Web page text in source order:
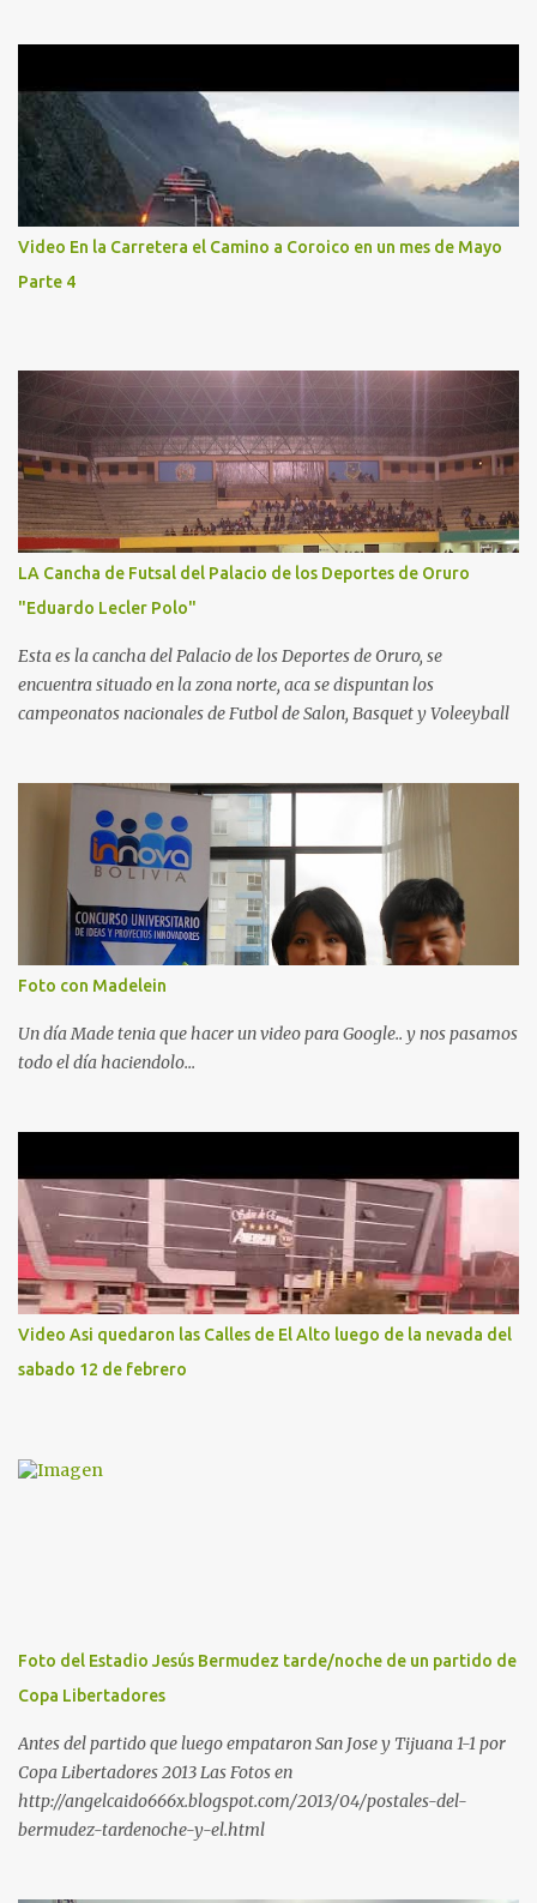
Video En la Carretera el Camino a Coroico en un mes de Mayo
Parte 4
LA Cancha de Futsal del Palacio de los Deportes de Oruro
"Eduardo Lecler Polo"
Esta es la cancha del Palacio de los Deportes de Oruro, se
encuentra situado en la zona norte, aca se dispuntan los
campeonatos nacionales de Futbol de Salon, Basquet y Voleeyball
Foto con Madelein
Un día Made tenia que hacer un video para Google.. y nos pasamos
todo el día haciendolo...
Video Asi quedaron las Calles de El Alto luego de la nevada del
sabado 12 de febrero
Foto del Estadio Jesús Bermudez tarde/noche de un partido de
Copa Libertadores
Antes del partido que luego empataron San Jose y Tijuana 1-1 por
Copa Libertadores 2013 Las Fotos en
http://angelcaido666x.blogspot.com/2013/04/postales-del-
bermudez-tardenoche-y-el.html